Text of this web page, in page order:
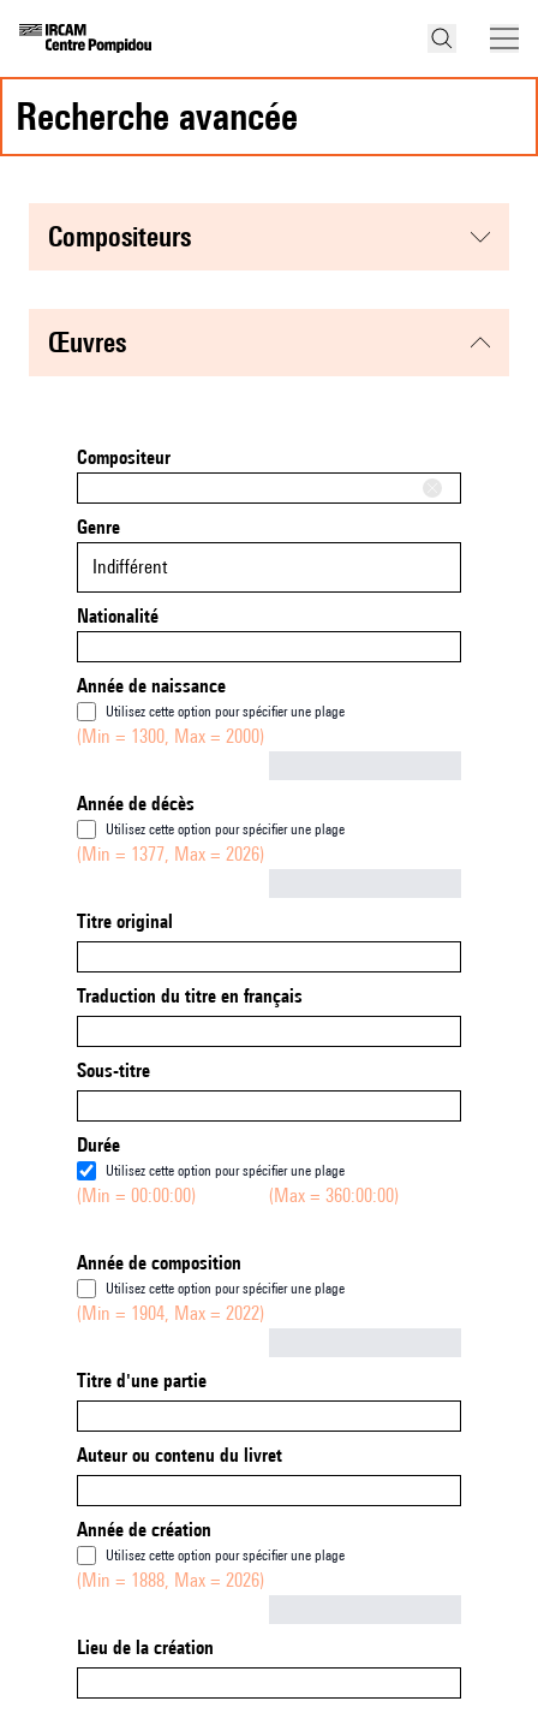
recherche avancée
compositeurs
œuvres
Compositeur
Genre
Indifférent
Nationalité
Année de naissance
Utilisez cette option pour spécifier une plage
(Min = 1300, Max = 2000)
Année de décès
Utilisez cette option pour spécifier une plage
(Min = 1377, Max = 2026)
Titre original
Traduction du titre en français
Sous-titre
Durée
Utilisez cette option pour spécifier une plage
(Min = 00:00:00) (Max = 360:00:00)
Année de composition
Utilisez cette option pour spécifier une plage
(Min = 1904, Max = 2022)
Titre d'une partie
Auteur ou contenu du livret
Année de création
Utilisez cette option pour spécifier une plage
(Min = 1888, Max = 2026)
Lieu de la création